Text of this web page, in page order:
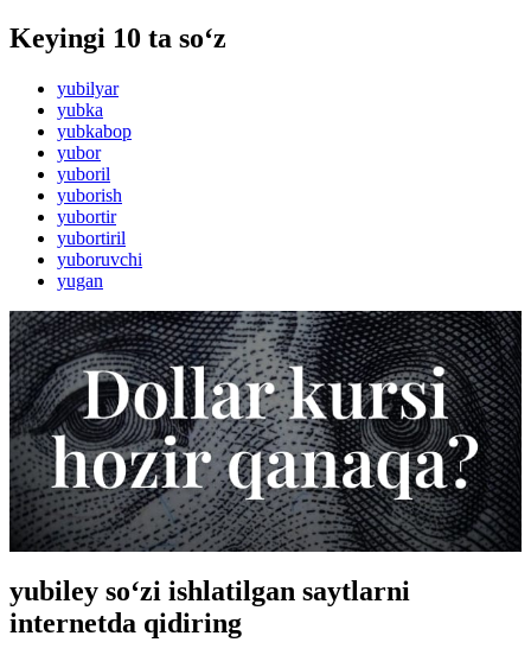
Keyingi 10 ta so‘z
yubilyar
yubka
yubkabop
yubor
yuboril
yuborish
yubortir
yubortiril
yuboruvchi
yugan
yubiley so‘zi ishlatilgan saytlarni
internetda qidiring